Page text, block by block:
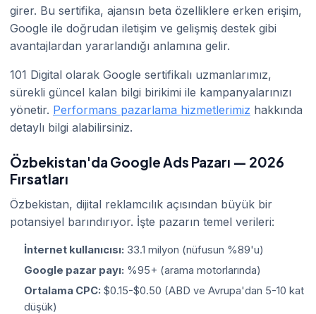
girer. Bu sertifika, ajansın beta özelliklere erken erişim,
Google ile doğrudan iletişim ve gelişmiş destek gibi
avantajlardan yararlandığı anlamına gelir.
101 Digital olarak Google sertifikalı uzmanlarımız,
sürekli güncel kalan bilgi birikimi ile kampanyalarınızı
yönetir. Performans pazarlama hizmetlerimiz hakkında
detaylı bilgi alabilirsiniz.
Özbekistan'da Google Ads Pazarı — 2026
Fırsatları
Özbekistan, dijital reklamcılık açısından büyük bir
potansiyel barındırıyor. İşte pazarın temel verileri:
İnternet kullanıcısı: 33.1 milyon (nüfusun %89'u)
Google pazar payı: %95+ (arama motorlarında)
Ortalama CPC: $0.15-$0.50 (ABD ve Avrupa'dan 5-10 kat
düşük)